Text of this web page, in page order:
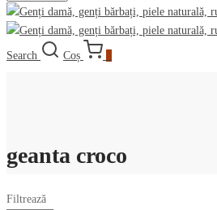
Search Coș
geanta croco
Filtrează